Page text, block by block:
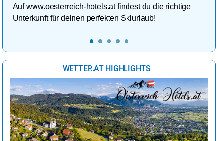
Auf www.oesterreich-hotels.at findest du die richtige
Unterkunft für deinen perfekten Skiurlaub!
WETTER.AT HIGHLIGHTS